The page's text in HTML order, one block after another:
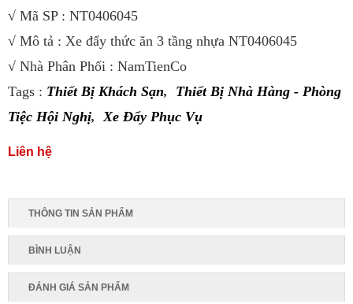
√ Mã SP : NT0406045
√ Mô tả : Xe đẩy thức ăn 3 tầng nhựa NT0406045
√ Nhà Phân Phối : NamTienCo
Tags : Thiết Bị Khách Sạn, Thiết Bị Nhà Hàng - Phòng
Tiệc Hội Nghị,Xe Đẩy Phục Vụ
Liên hệ
THÔNG TIN SẢN PHẨM
BÌNH LUẬN
ĐÁNH GIÁ SẢN PHẨM